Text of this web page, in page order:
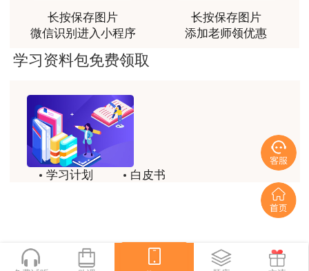
用户jl****un
感谢教育网的多年支持与培养。
用户m9****66
老师讲课认真负责，要点突出；我考试通过了。
用户m9****66
老师讲课认真负责，要点突出；我考试通过了。
用户ch****15
长按保存图片
微信识别进入小程序
长按保存图片
添加老师领优惠
学习资料包免费领取
学习计划
白皮书